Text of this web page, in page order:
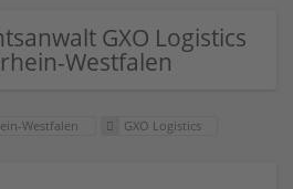
GXO Logistics
Westfalen
Westfalen GXO Logistics